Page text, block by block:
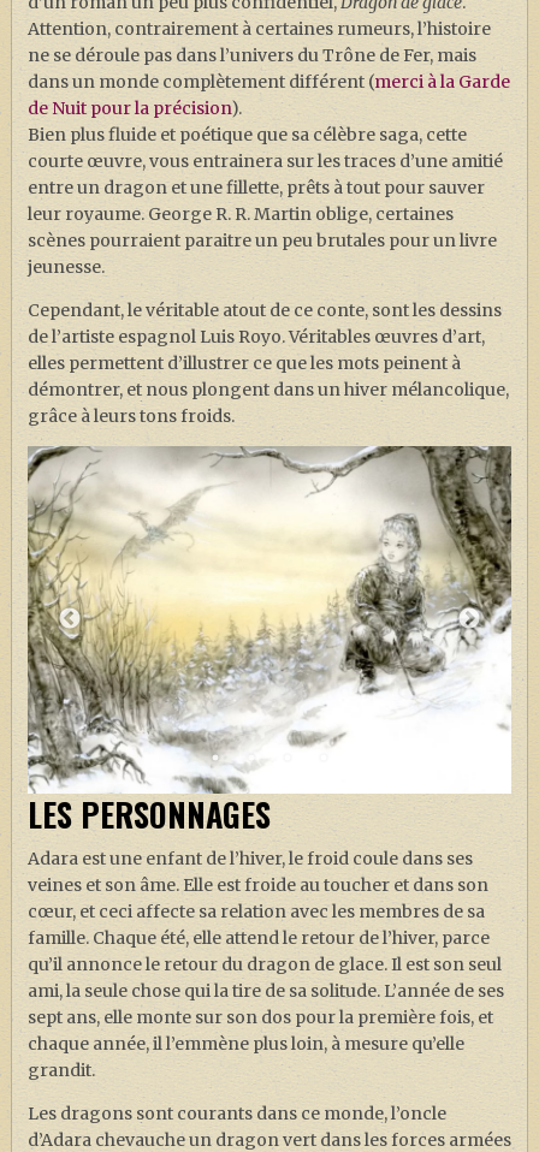
Attention, contrairement à certaines rumeurs, l’histoire
ne se déroule pas dans l’univers du Trône de Fer, mais
dans un monde complètement différent (merci à la Garde
de Nuit pour la précision).
Bien plus fluide et poétique que sa célèbre saga, cette
courte œuvre, vous entrainera sur les traces d’une amitié
entre un dragon et une fillette, prêts à tout pour sauver
leur royaume. George R. R. Martin oblige, certaines
scènes pourraient paraitre un peu brutales pour un livre
jeunesse.
Cependant, le véritable atout de ce conte, sont les dessins
de l’artiste espagnol Luis Royo. Véritables œuvres d’art,
elles permettent d’illustrer ce que les mots peinent à
démontrer, et nous plongent dans un hiver mélancolique,
grâce à leurs tons froids.
LES PERSONNAGES
Adara est une enfant de l’hiver, le froid coule dans ses
veines et son âme. Elle est froide au toucher et dans son
cœur, et ceci affecte sa relation avec les membres de sa
famille. Chaque été, elle attend le retour de l’hiver, parce
qu’il annonce le retour du dragon de glace. Il est son seul
ami, la seule chose qui la tire de sa solitude. L’année de ses
sept ans, elle monte sur son dos pour la première fois, et
chaque année, il l’emmène plus loin, à mesure qu’elle
grandit.
Les dragons sont courants dans ce monde, l’oncle
d’Adara chevauche un dragon vert dans les forces armées